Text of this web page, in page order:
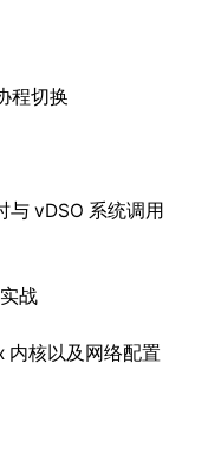
程切换
与 vDSO 系统调用
战
内核以及网络配置